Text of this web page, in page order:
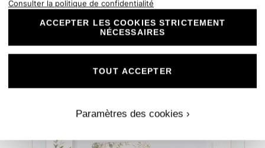
thème conte, royal ou médiéval.
3,00€/pièce
Consulter la politique de confidentialité
ACCEPTER LES COOKIES STRICTEMENT
NÉCESSAIRES
Paramètres des cookies ›
TOUT ACCEPTER